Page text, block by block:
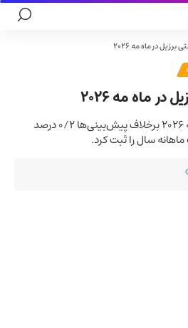
در ماه مه ۲۰۲۶
ماه مه ۲۰۲۶
تولید صنعتی برزیل در ماه مه ۲۰۲۶ برخلاف پیش‌بینی‌ها ۰/۲ درصد
سال را ثبت کرد.